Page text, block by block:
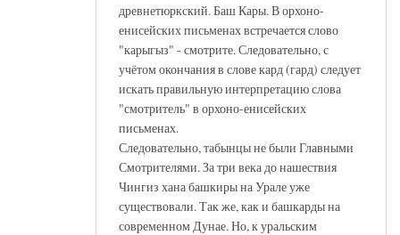
древнетюркский. Баш Кары. В орхоно-
енисейских письменах встречается слово
"карыгыз" - смотрите. Следовательно, с
учётом окончания в слове кард (гард) следует
искать правильную интерпретацию слова
"смотритель" в орхоно-енисейских
письменах.
Следовательно, табынцы не были Главными
Смотрителями. За три века до нашествия
Чингиз хана башкиры на Урале уже
существовали. Так же, как и башкарды на
современном Дунае. Но, к уральским